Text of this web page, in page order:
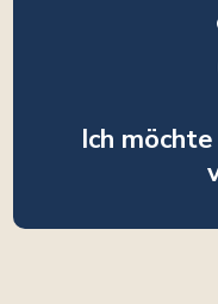
Ich